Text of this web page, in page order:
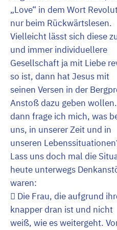
„Love“ in dem Wort
nur beim Rückwärtslesen.
Vielleicht lässt sich diese
und immer individuellere
Gesellschaft ja mit Liebe
so ist, dann hat Jesus mit
seinen Versen in der
Anstoß dazu geben
dann frage ich mich, was
uns, in unserer Zeit und in
unseren
Lass uns doch mal die
heute unterwegs
waren:
 Die Frau, die aufgrund
knapper dran ist und nicht
weiß, wie es weitergeht.